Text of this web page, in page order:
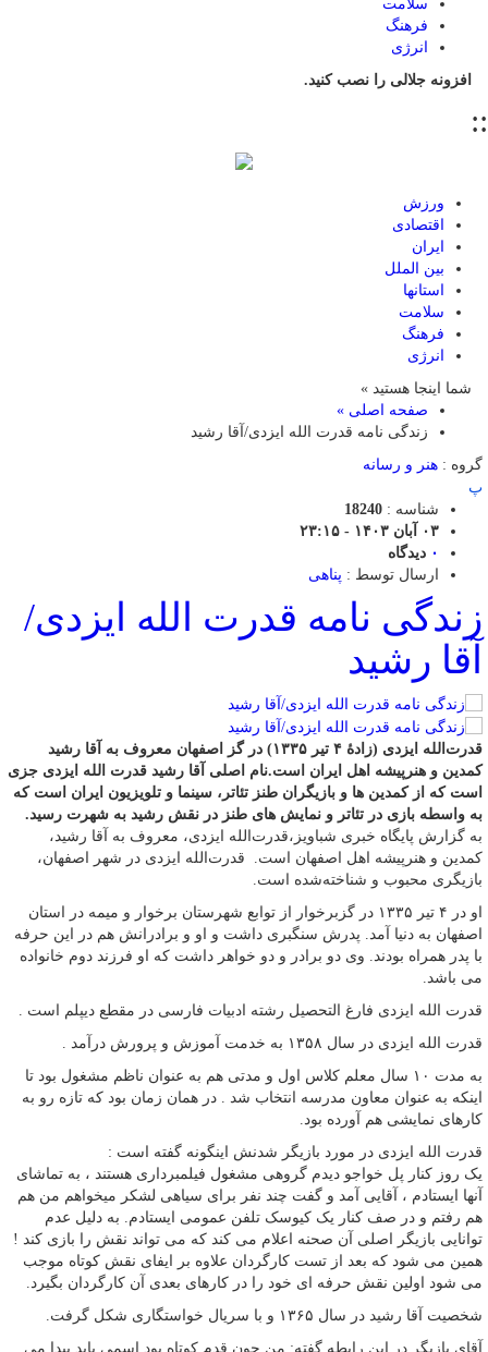
سلامت
فرهنگ
انرژی
افزونه جلالی را نصب کنید.
::
ورزش
اقتصادی
ایران
بین الملل
استانها
سلامت
فرهنگ
انرژی
شما اینجا هستید »
صفحه اصلی »
زندگی نامه قدرت الله ایزدی/آقا رشید
گروه : هنر و رسانه
پ
شناسه : 18240
۰۳ آبان ۱۴۰۳ - ۲۳:۱۵
۰ دیدگاه
ارسال توسط : پناهی
زندگی نامه قدرت الله ایزدی/
آقا رشید
قدرت‌الله ایزدی (زادهٔ ۴ تیر ۱۳۳۵) در گز اصفهان معروف به آقا رشید
کمدین و هنرپیشه اهل ایران است.نام اصلی آقا رشید قدرت الله ایزدی جزی
است که از کمدین ها و بازیگران طنز تئاتر، سینما و تلویزیون ایران است که
به واسطه بازی در تئاتر و نمایش های طنز در نقش رشید به شهرت رسید.
به گزارش پایگاه خبری شباویز،قدرت‌الله ایزدی، معروف به آقا رشید،
کمدین و هنرپیشه اهل اصفهان است. قدرت‌الله ایزدی در شهر اصفهان،
بازیگری محبوب و شناخته‌شده است.
او در ۴ تیر ۱۳۳۵ در گزبرخوار از توابع شهرستان برخوار و میمه در استان
اصفهان به دنیا آمد. پدرش سنگبری داشت و او و برادرانش هم در این حرفه
با پدر همراه بودند. وی دو برادر و دو خواهر داشت که او فرزند دوم خانواده
می باشد.
قدرت الله ایزدی فارغ التحصیل رشته ادبیات فارسی در مقطع دیپلم است .
قدرت الله ایزدی در سال ۱۳۵۸ به خدمت آموزش و پرورش درآمد .
به مدت ۱۰ سال معلم کلاس اول و مدتی هم به عنوان ناظم مشغول بود تا
اینکه به عنوان معاون مدرسه انتخاب شد . در همان زمان بود که تازه رو به
کارهای نمایشی هم آورده بود.
قدرت الله ایزدی در مورد بازیگر شدنش اینگونه گفته است :
یک روز کنار پل خواجو دیدم گروهی مشغول فیلمبرداری هستند ، به تماشای
آنها ایستادم ، آقایی آمد و گفت چند نفر برای سیاهی لشکر میخواهم من هم
هم رفتم و در صف کنار یک کیوسک تلفن عمومی ایستادم. به دلیل عدم
توانایی بازیگر اصلی آن صحنه اعلام می کند که می تواند نقش را بازی کند !
همین می شود که بعد از تست کارگردان علاوه بر ایفای نقش کوتاه موجب
می شود اولین نقش حرفه ای خود را در کارهای بعدی آن کارگردان بگیرد.
شخصیت آقا رشید در سال ۱۳۶۵ و با سریال خواستگاری شکل گرفت.
آقای بازیگر در این رابطه گفته: من چون قدم کوتاه بود اسمی باید پیدا می